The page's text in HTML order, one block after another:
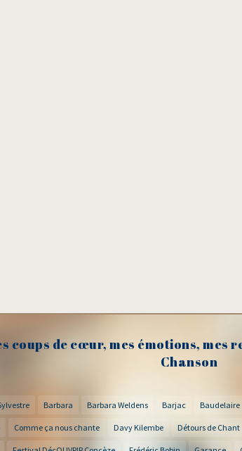
coups de cœur, mes émotions, mes
Chanson
Barbara Barbara Weldens Barjac Baudelaire
Comme ça nous chante Davy Kilembe Détours de Chant